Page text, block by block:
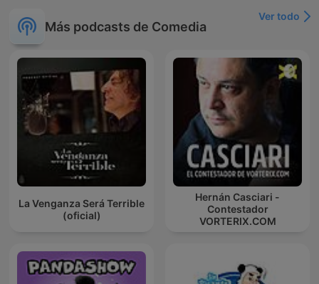
Más podcasts de Comedia
Ver todo
La Venganza Será Terrible
(oficial)
Hernán Casciari -
Contestador
VORTERIX.COM